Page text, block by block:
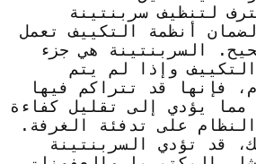
لتنظيف سربنتينة
أنظمة التكييف تعمل
السربنتينة هي جزء
وإذا لم يتم
فإنها قد تتراكم فيها
مما يؤدي إلى تقليل كفاءة
على تدفئة الغرفة.
قد تؤدي السربنتينة